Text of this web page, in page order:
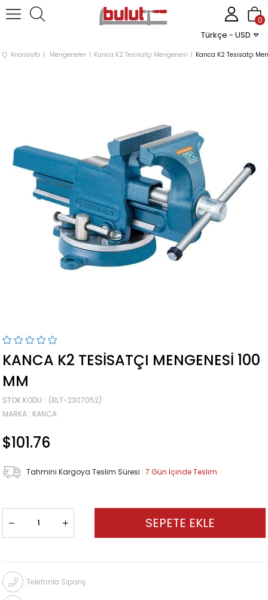
Türkçe - USD
0
Anasayfa Mengeneler Kanca K2 Tesisatçı Mengenesi Kanca K2 Tesisatçı
KANCA K2 TESISATÇI MENGENESI 100
MM
STOK KODU
(BLT-2307052)
MARKA : KANCA
$101.76
Tahmini Kargoya Teslim Süresi : 7 Gün İçinde Teslim
Telefonla Sipariş